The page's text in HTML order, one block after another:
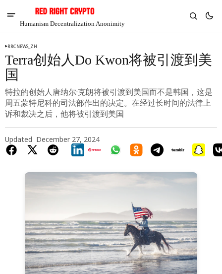
Humanism Decentralization Anonimity
$1.36
RRCNEWS_ZH
Terra创始人Do Kwon将被引渡到美
国
特拉的创始人唐纳尔·克朗将被引渡到美国而不是韩国，这是
周五蒙特尼科的司法部作出的决定。在经过长时间的法律上
诉和裁决之后，他将被引渡到美国
Updated December 27, 2024